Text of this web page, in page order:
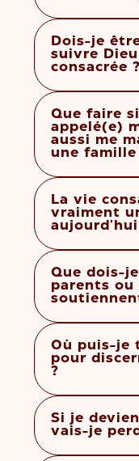
Dois-je
suivre
consacrée ?
Que faire
appelé(e)
aussi me
une famille
La vie
vraiment
aujourd'hui
Que dois-
parents ou
Où puis-je
pour
?
Si je
vais-je